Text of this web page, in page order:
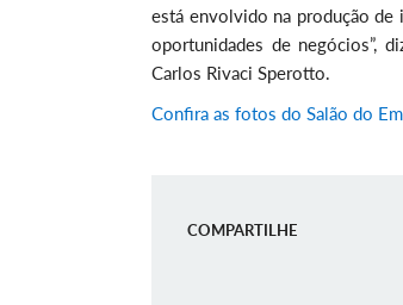
está envolvido na produção de
oportunidades de negócios”,
Carlos Rivaci Sperotto.
Confira as fotos do Salão do
COMPARTILHE